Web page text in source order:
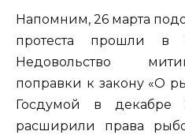
Напомним, 26 марта
протеста прошли в
Недовольство
поправки к закону «О
Госдумой в декабре
расширили права